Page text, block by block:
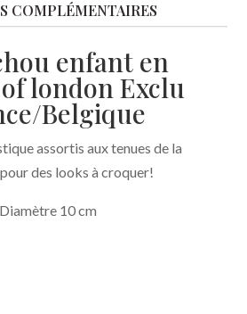
COMPLÉMENTAIRES
enfant en
london Exclu
Belgique
assortis aux tenues de la
des looks à croquer!
Diamètre 10 cm